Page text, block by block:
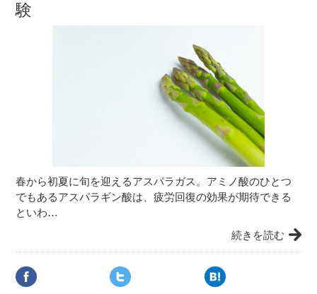
験
春から初夏に旬を迎えるアスパラガス。アミノ酸のひとつ
でもあるアスパラギン酸は、疲労回復の効果が期待できる
といわ…
続きを読む